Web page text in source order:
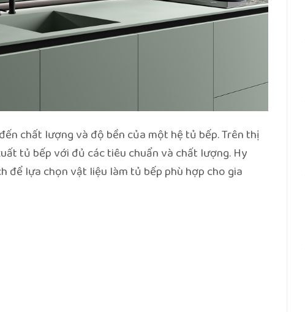
chất lượng và độ bền của một hệ tủ bếp. Trên thị
tủ bếp với đủ các tiêu chuẩn và chất lượng. Hy
để lựa chọn vật liệu làm tủ bếp phù hợp cho gia